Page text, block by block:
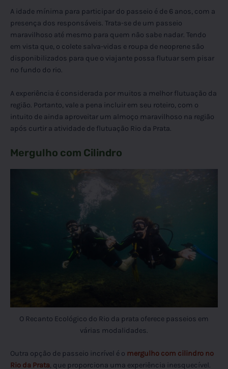
A idade mínima para participar do passeio é de 6 anos, com a
presença dos responsáveis. Trata-se de um passeio
maravilhoso até mesmo para quem não sabe nadar. Tendo
em vista que, o colete salva-vidas e roupa de neoprene são
disponibilizados para que o viajante possa flutuar sem pisar
no fundo do rio.
A experiência é considerada por muitos a melhor flutuação da
região. Portanto, vale a pena incluir em seu roteiro, com o
intuito de ainda aproveitar um almoço maravilhoso na região
após curtir a atividade de flutuação Rio da Prata.
Mergulho com Cilindro
O Recanto Ecológico do Rio da prata oferece passeios em
várias modalidades.
Outra opção de passeio incrível é o mergulho com cilindro no
Rio da Prata, que proporciona uma experiência inesquecível.